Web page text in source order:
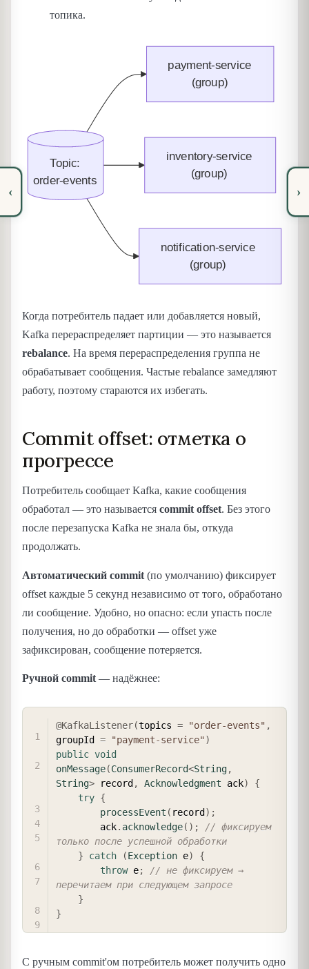
‹
топика.
Когда потребитель падает или добавляется новый,
Kafka перераспределяет партиции — это называется
rebalance. На время перераспределения группа не
обрабатывает сообщения. Частые rebalance замедляют
работу, поэтому стараются их избегать.
Commit offset: отметка о
прогрессе
Потребитель сообщает Kafka, какие сообщения
обработал — это называется commit offset. Без этого
после перезапуска Kafka не знала бы, откуда
продолжать.
Автоматический commit (по умолчанию) фиксирует
offset каждые 5 секунд независимо от того, обработано
ли сообщение. Удобно, но опасно: если упасть после
получения, но до обработки — offset уже
зафиксирован, сообщение потеряется.
Ручной commit — надёжнее:
@KafkaListener(topics = "order-events" ,
groupId = "payment-service")
public void
onMessage(ConsumerRecord<String,
String> record , Acknowledgment ack)
{
try {
processEvent ( record ) ;
        ack
. acknowledge( ) ;
// фиксируем
только после успешной обработки
}
catch (Exception e)
{
throw e;
// не фиксируем →
перечитаем при следующем запросе
}
}
COPY
С ручным commit'ом потребитель может получить одно
›